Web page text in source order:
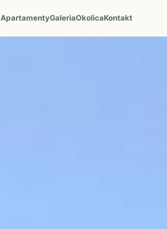
ApartamentyGaleriaOkolicaKontakt